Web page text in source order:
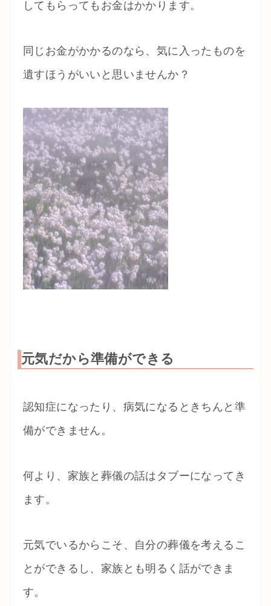
してもらってもお金はかかります。
同じお金がかかるのなら、気に入ったものを
遺すほうがいいと思いませんか？
元気だから準備ができる
認知症になったり、病気になるときちんと準
備ができません。
何より、家族と葬儀の話はタブーになってき
ます。
元気でいるからこそ、自分の葬儀を考えるこ
とができるし、家族とも明るく話ができま
す。